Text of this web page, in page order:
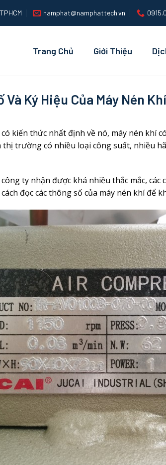
namphat@namphattech.vn
Trang Chủ Giới Thiệu
Ký Hiệu Của Máy Nén Khí
kiến thức nhất định về nó, máy nén khí
trường có nhiều loại công suất, nhiều
ty nhận được khá nhiều thắc mắc,
đọc các thông số của máy nén khí để